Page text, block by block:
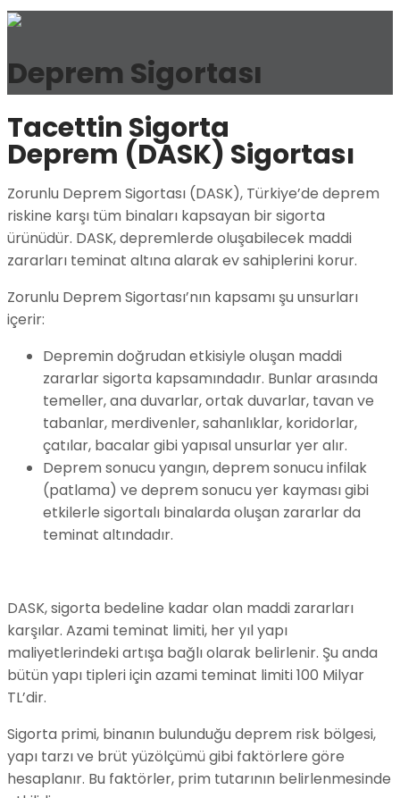
Deprem Sigortası
Tacettin Sigorta
Deprem (DASK) Sigortası
Zorunlu Deprem Sigortası (DASK), Türkiye’de deprem
riskine karşı tüm binaları kapsayan bir sigorta
ürünüdür. DASK, depremlerde oluşabilecek maddi
zararları teminat altına alarak ev sahiplerini korur.
Zorunlu Deprem Sigortası’nın kapsamı şu unsurları
içerir:
Depremin doğrudan etkisiyle oluşan maddi
zararlar sigorta kapsamındadır. Bunlar arasında
temeller, ana duvarlar, ortak duvarlar, tavan ve
tabanlar, merdivenler, sahanlıklar, koridorlar,
çatılar, bacalar gibi yapısal unsurlar yer alır.
Deprem sonucu yangın, deprem sonucu infilak
(patlama) ve deprem sonucu yer kayması gibi
etkilerle sigortalı binalarda oluşan zararlar da
teminat altındadır.
DASK, sigorta bedeline kadar olan maddi zararları
karşılar. Azami teminat limiti, her yıl yapı
maliyetlerindeki artışa bağlı olarak belirlenir. Şu anda
bütün yapı tipleri için azami teminat limiti 100 Milyar
TL’dir.
Sigorta primi, binanın bulunduğu deprem risk bölgesi,
yapı tarzı ve brüt yüzölçümü gibi faktörlere göre
hesaplanır. Bu faktörler, prim tutarının belirlenmesinde